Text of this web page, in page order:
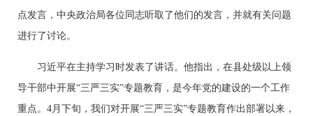
点发言，中央政治局各位同志听取了他们的发言，并就有关问题
进行了讨论。
习近平在主持学习时发表了讲话。他指出，在县处级以上领
导干部中开展“三严三实”专题教育，是今年党的建设的一个工作
重点。4月下旬，我们对开展“三严三实”专题教育作出部署以来，